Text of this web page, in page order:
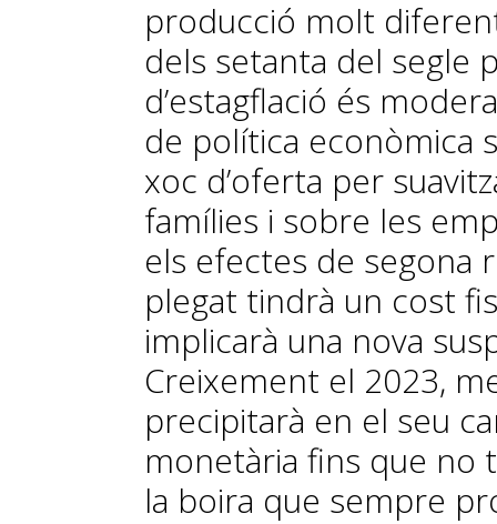
producció molt
dels setanta del segle
d’estagflació és
de política econòmica
xoc d’oferta per
famílies i sobre les
els efectes de segona
plegat tindrà un cost
implicarà una nova
Creixement el 2023,
precipitarà en el seu
monetària fins que no
la boira que sempre